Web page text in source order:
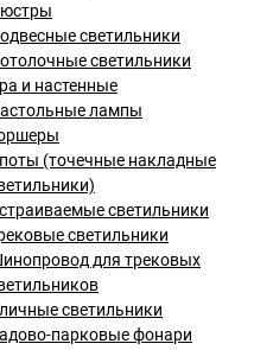
светильники
светильники
и настенные
лампы
(точечные накладные
светильники
светильники
для трековых
светильники
парковые фонари